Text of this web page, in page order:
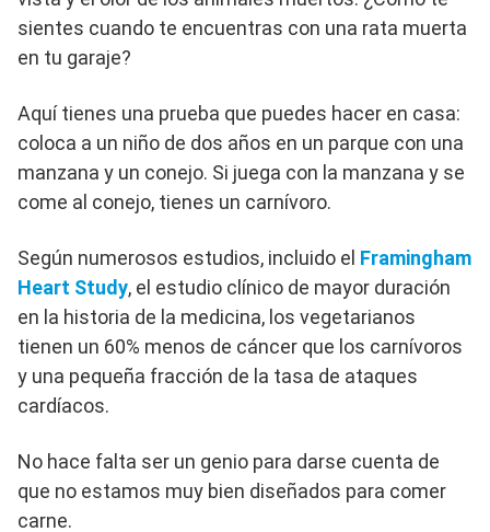
sientes cuando te encuentras con una rata muerta
en tu garaje?
Aquí tienes una prueba que puedes hacer en casa:
coloca a un niño de dos años en un parque con una
manzana y un conejo. Si juega con la manzana y se
come al conejo, tienes un carnívoro.
Según numerosos estudios, incluido el Framingham
Heart Study, el estudio clínico de mayor duración
en la historia de la medicina, los vegetarianos
tienen un 60% menos de cáncer que los carnívoros
y una pequeña fracción de la tasa de ataques
cardíacos.
No hace falta ser un genio para darse cuenta de
que no estamos muy bien diseñados para comer
carne.